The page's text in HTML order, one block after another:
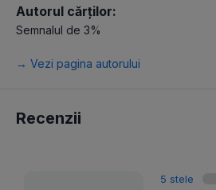
Autorul cărților:
Semnalul de 3%
→ Vezi pagina autorului
Recenzii
5 stele